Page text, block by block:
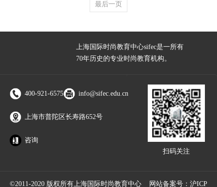
最后一页
上海国际时尚教育中心sifec是一所有
70年历史的专业时尚教育机构。
400-921-6575 info@sifec.edu.cn
上海市普陀区长寿路652号
咨询
扫码关注
©2011-2020 版权所有上海国际时尚教育中心 网站备案号： 沪ICP